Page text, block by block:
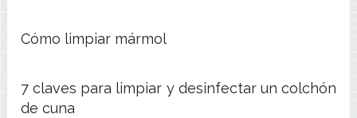
Cómo limpiar mármol
7 claves para limpiar y desinfectar un colchón
de cuna